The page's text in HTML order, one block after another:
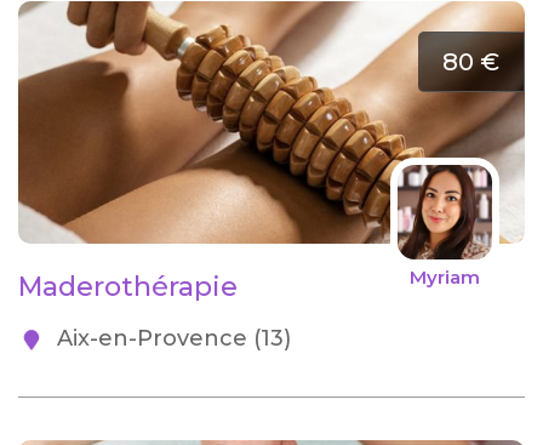
80 €
Myriam
Maderothérapie
Aix-en-Provence (13)